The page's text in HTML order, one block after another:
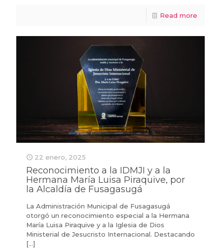
Read more
22 enero, 2025
Reconocimiento a la IDMJI y a la
Hermana María Luisa Piraquive, por
la Alcaldía de Fusagasugá
La Administración Municipal de Fusagasugá
otorgó un reconocimiento especial a la Hermana
María Luisa Piraquive y a la Iglesia de Dios
Ministerial de Jesucristo Internacional. Destacando
[…]